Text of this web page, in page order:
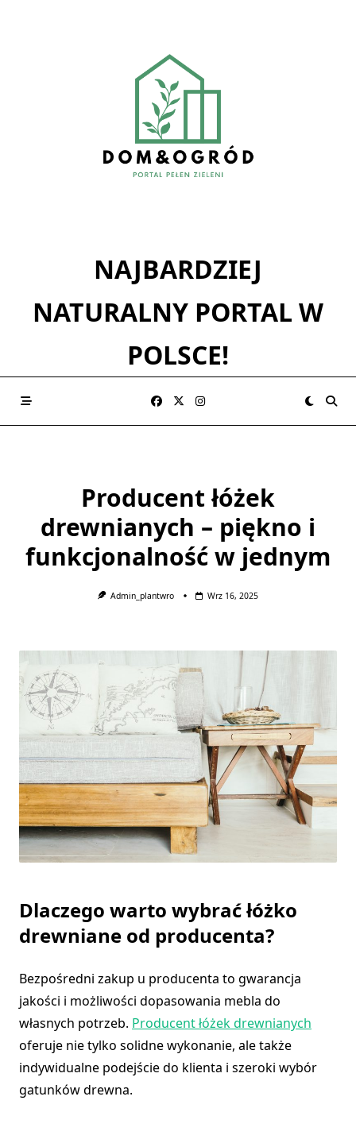
NAJBARDZIEJ
NATURALNY PORTAL W
POLSCE!
Producent łóżek
drewnianych – piękno i
funkcjonalność w jednym
Admin_plantwro Wrz 16, 2025
Dlaczego warto wybrać łóżko
drewniane od producenta?
Bezpośredni zakup u producenta to gwarancja
jakości i możliwości dopasowania mebla do
własnych potrzeb. Producent łóżek drewnianych
oferuje nie tylko solidne wykonanie, ale także
indywidualne podejście do klienta i szeroki wybór
gatunków drewna.